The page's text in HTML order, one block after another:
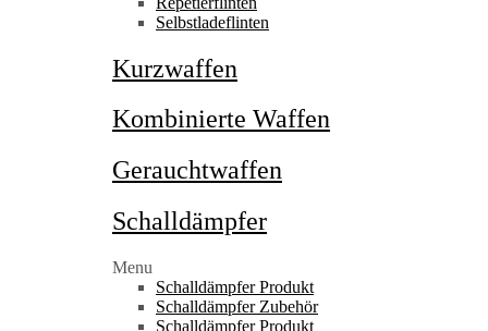
Selbstladeflinten
Kurzwaffen
Kombinierte Waffen
Gerauchtwaffen
Schalldämpfer
Menu
Schalldämpfer Produkt
Schalldämpfer Zubehör
Schalldämpfer Produkt